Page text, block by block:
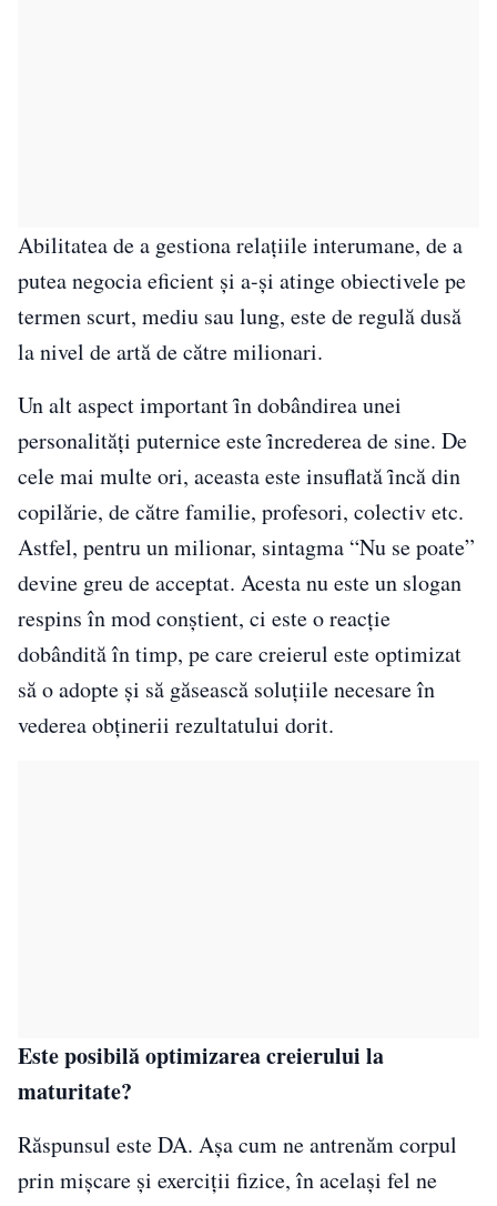
Abilitatea de a gestiona relațiile interumane, de a
putea negocia eficient și a-și atinge obiectivele pe
termen scurt, mediu sau lung, este de regulă dusă
la nivel de artă de către milionari.
Un alt aspect important ȋn dobândirea unei
personalități puternice este ȋncrederea de sine. De
cele mai multe ori, aceasta este insuflată ȋncă din
copilărie, de către familie, profesori, colectiv etc.
Astfel, pentru un milionar, sintagma “Nu se poate”
devine greu de acceptat. Acesta nu este un slogan
respins în mod conștient, ci este o reacție
dobândită în timp, pe care creierul este optimizat
să o adopte și să găsească soluțiile necesare în
vederea obținerii rezultatului dorit.
Este posibilă optimizarea creierului la
maturitate?
Răspunsul este DA. Așa cum ne antrenăm corpul
prin mișcare și exerciții fizice, în același fel ne